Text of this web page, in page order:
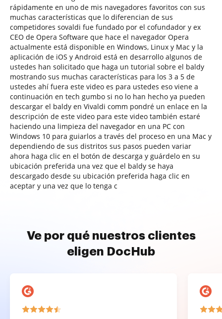
rápidamente en uno de mis navegadores favoritos con sus
muchas características que lo diferencian de sus
competidores sovaldi fue fundado por el cofundador y ex
CEO de Opera Software que hace el navegador Opera
actualmente está disponible en Windows, Linux y Mac y la
aplicación de iOS y Android está en desarrollo algunos de
ustedes han solicitado que haga un tutorial sobre el baldy
mostrando sus muchas características para los 3 a 5 de
ustedes ahí fuera este video es para ustedes eso viene a
continuación en tech gumbo si no lo han hecho ya pueden
descargar el baldy en Vivaldi comm pondré un enlace en la
descripción de este video para este video también estaré
haciendo una limpieza del navegador en una PC con
Windows 10 para guiarlos a través del proceso en una Mac y
dependiendo de sus distritos sus pasos pueden variar
ahora haga clic en el botón de descarga y guárdelo en su
ubicación preferida una vez que el baldy se haya
descargado desde su ubicación preferida haga clic en
aceptar y una vez que lo tenga c
Ve por qué nuestros clientes
eligen DocHub